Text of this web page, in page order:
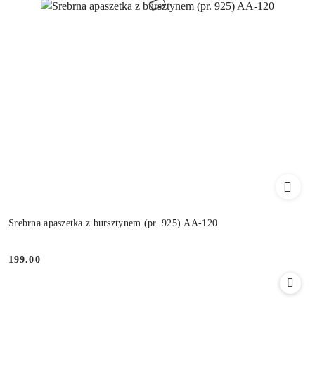
Srebrna apaszetka z bursztynem (pr. 925) AA-120
Cena:
199.00